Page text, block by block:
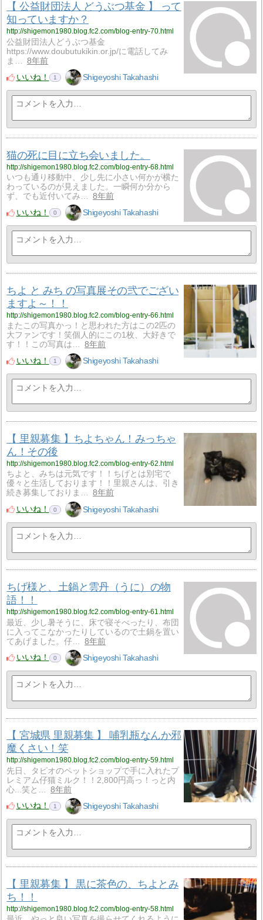
【 公益財団法人 どうぶつ基金 】 って
知っていますか？
http://shigemon1980.blog.fc2.com/blog-entry-70.html
公益財団法人どうぶつ基金
https://www.doubutukikin.or.jp/に電話してみ
ま…
8年前
いいね！
1 Shigeyoshi Takahashi
猫の死に目に立ち会いました。
http://shigemon1980.blog.fc2.com/blog-entry-68.html
いつも通り移動中、少し先に小さい何かが横た
わっているのが見えました。一瞬何か分から
ず、でも近付いてみ…
8年前
いいね！
0 Shigeyoshi Takahashi
ちよ と みち の写真展その弐でござい
ますよ～！！
http://shigemon1980.blog.fc2.com/blog-entry-66.html
またこの写真かっ！と思われた方はこの2匹の
大ファンです！笑個人的にこの1枚、大好きで
す！！この写真は…
8年前
いいね！
1 Shigeyoshi Takahashi
【 里親募集 】ちよちゃん！みっちゃ
ん！その後
http://shigemon1980.blog.fc2.com/blog-entry-62.html
ちよと、みちは元気です！！ちげとは別宅で
優々と生活しております！！里親さんは、引き
続き募集しておりま…
8年前
いいね！
0 Shigeyoshi Takahashi
ちげ様と、土鍋と雲丹（うに）の物
語！！
http://shigemon1980.blog.fc2.com/blog-entry-61.html
最近、少し暑そうに、床で寝そべったり、布団
に入ってこなかったりしているので土鍋を置い
てあげました。仔…
8年前
いいね！
0 Shigeyoshi Takahashi
【 宮城県 里親募集 】 哺乳瓶なんか邪
魔くさい！笑
http://shigemon1980.blog.fc2.com/blog-entry-59.html
先日、タピオのペットショップで手に入れたプ
レミアム仔猫ミルク！！2,800円高っ！っと内
心...笑と…
8年前
いいね！
1 Shigeyoshi Takahashi
【 里親募集 】 黒に茶色の、ちよとみ
ち！！
http://shigemon1980.blog.fc2.com/blog-entry-58.html